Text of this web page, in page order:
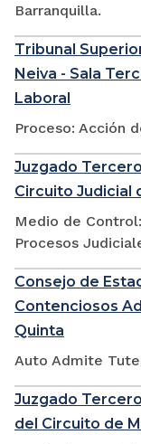
Barranquilla.
Tribunal
Neiva - Sala
Laboral
Proceso: Acción
Juzgado
Circuito Judicial
Medio de
Procesos
Consejo de
Contenciosos
Quinta
Auto Admite
Juzgado
del Circuito de